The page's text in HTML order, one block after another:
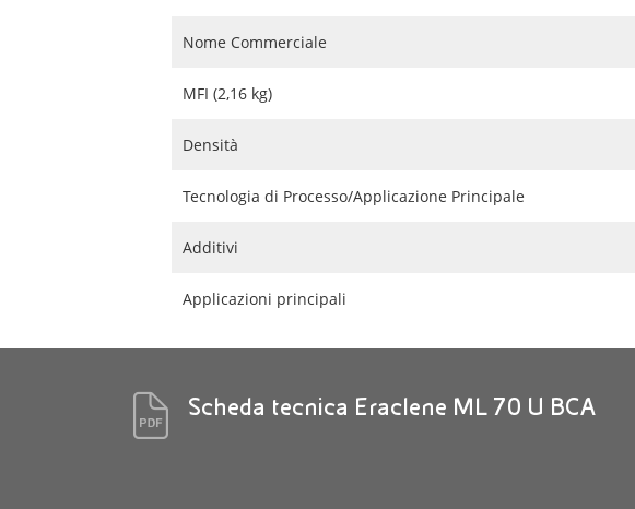
Nome Commerciale
MFI (2,16 kg)
Densità
Tecnologia di Processo/Applicazione Principale
Additivi
Applicazioni principali
Scheda tecnica Eraclene ML 70 U BCA